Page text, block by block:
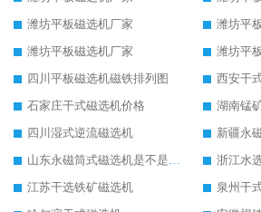
潍坊平板磁选机厂家
潍坊平
潍坊平板磁选机厂家
潍坊平
四川平板磁选机磁铁排列图
西安干
石家庄干式磁选机价格
湖南锰
四川湿式逆流磁选机
新疆永
山东永磁筒式磁选机是不是强磁
浙江水
江苏干选铁矿磁选机
泉州干